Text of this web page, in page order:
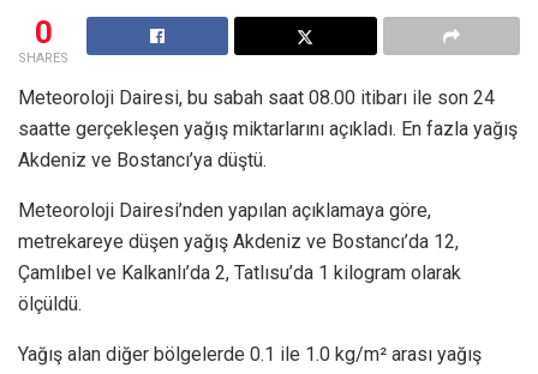
0
SHARES
Meteoroloji Dairesi, bu sabah saat 08.00 itibarı ile son 24
saatte gerçekleşen yağış miktarlarını açıkladı. En fazla yağış
Akdeniz ve Bostancı’ya düştü.
Meteoroloji Dairesi’nden yapılan açıklamaya göre,
metrekareye düşen yağış Akdeniz ve Bostancı’da 12,
Çamlıbel ve Kalkanlı’da 2, Tatlısu’da 1 kilogram olarak
ölçüldü.
Yağış alan diğer bölgelerde 0.1 ile 1.0 kg/m² arası yağış